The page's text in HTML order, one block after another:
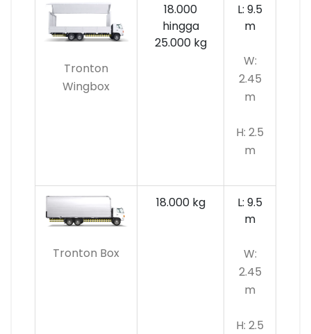
Tronton
Wingbox
18.000
hingga
25.000 kg
L: 9.5
m
W:
2.45
m
H: 2.5
m
Tronton Box
18.000 kg
L: 9.5
m
W:
2.45
m
H: 2.5